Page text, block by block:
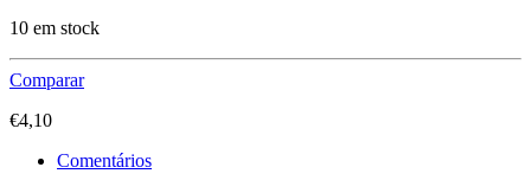
10 em stock
Comparar
€4,10
Comentários